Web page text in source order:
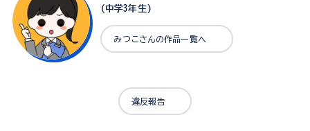
(中学3年生)
みつこさんの作品一覧へ
違反報告